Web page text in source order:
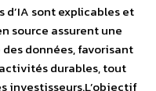
d’IA sont explicables et
source assurent une
données, favorisant
durables, tout
investisseurs.L’objectif